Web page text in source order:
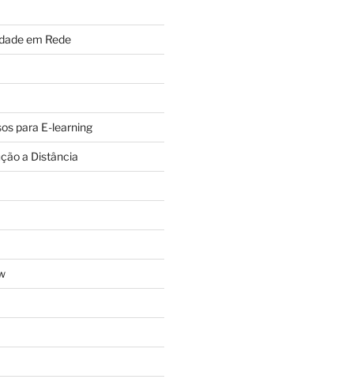
em Rede
para E-learning
a Distância